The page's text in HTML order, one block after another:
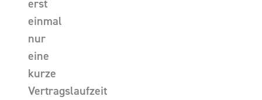
erst
einmal
nur
eine
kurze
Vertragslaufzeit